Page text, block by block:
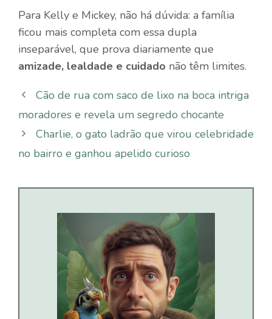
Para Kelly e Mickey, não há dúvida: a família
ficou mais completa com essa dupla
inseparável, que prova diariamente que
amizade, lealdade e cuidado não têm limites.
Cão de rua com saco de lixo na boca intriga
moradores e revela um segredo chocante
Charlie, o gato ladrão que virou celebridade
no bairro e ganhou apelido curioso